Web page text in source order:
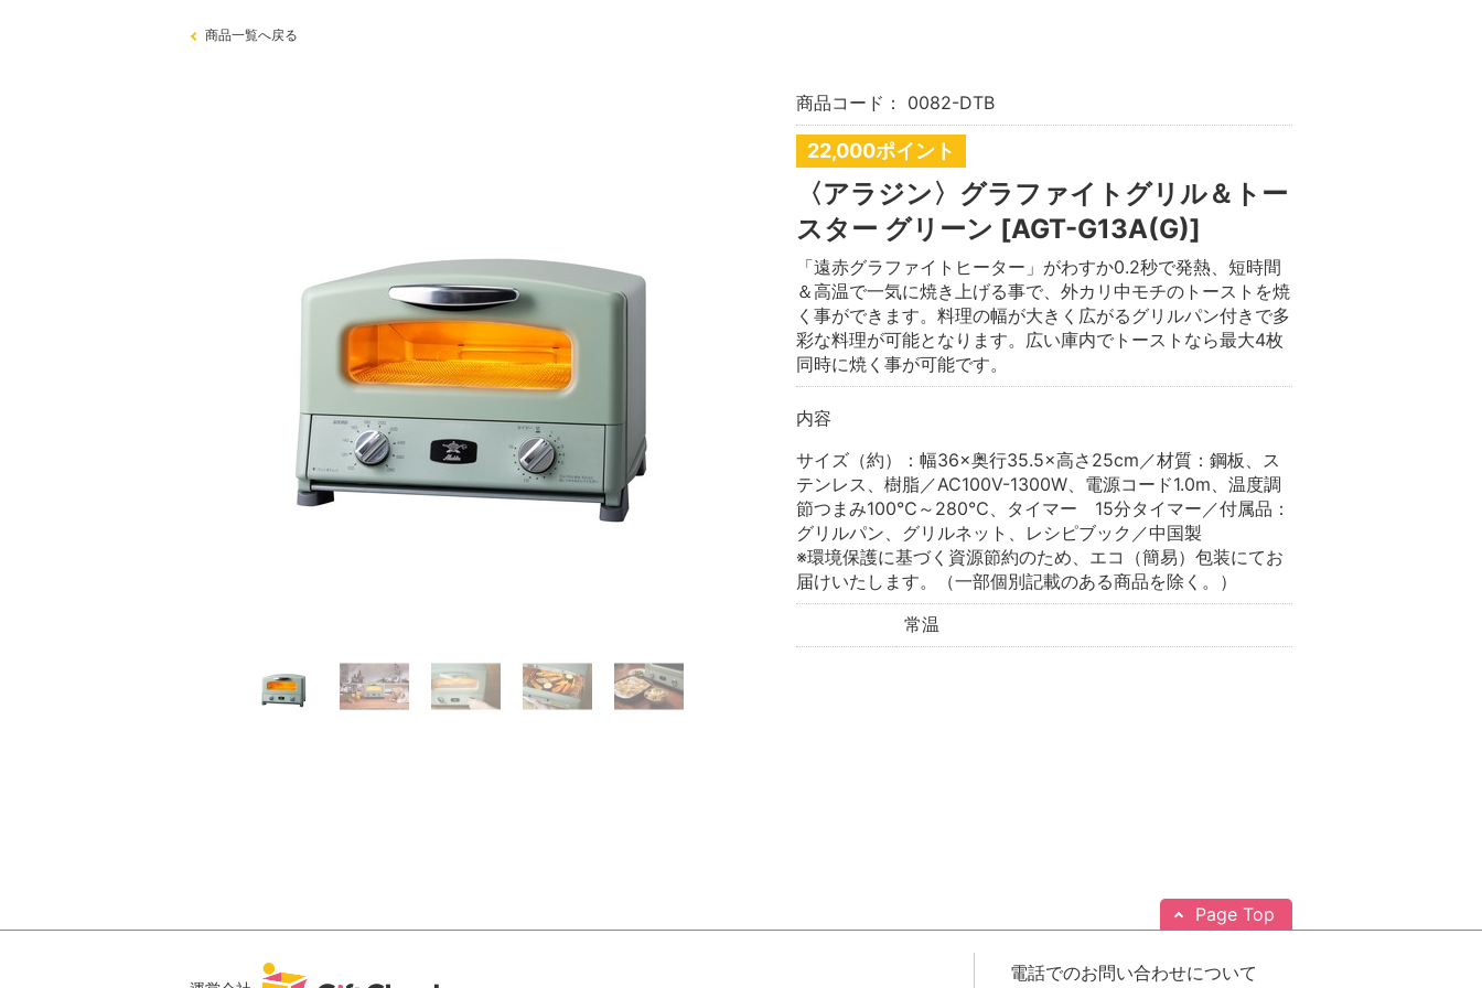
商品一覧へ戻る
商品コード： 0082-DTB
22,000ポイント
〈アラジン〉グラファイトグリル＆トー
スター グリーン [AGT-G13A(G)]
「遠赤グラファイトヒーター」がわすか0.2秒で発熱、短時間
＆高温で一気に焼き上げる事で、外カリ中モチのトーストを焼
く事ができます。料理の幅が大きく広がるグリルパン付きで多
彩な料理が可能となります。広い庫内でトーストなら最大4枚
同時に焼く事が可能です。
内容
サイズ（約）：幅36×奥行35.5×高さ25cm／材質：鋼板、ス
テンレス、樹脂／AC100V-1300W、電源コード1.0m、温度調
節つまみ100℃～280℃、タイマー 15分タイマー／付属品：
グリルパン、グリルネット、レシピブック／中国製
※環境保護に基づく資源節約のため、エコ（簡易）包装にてお
届けいたします。（一部個別記載のある商品を除く。）
常温
Page Top
電話でのお問い合わせについて